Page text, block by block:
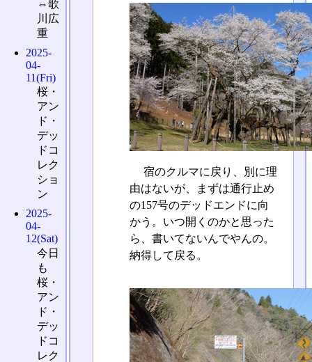
宿のクルマに戻り、別に理
由はないが、まずは通行止め
の157号のデッドエンドに向
かう。いつ開くのかと思った
ら、書いてないんでやんの。
納得して戻る。
⇔歌
川広
重
2025-
04-
11(Fri)
桜・
アン
ド・
デッ
ドコ
レク
ショ
ン
2025-
04-
12(Sat)
今日
も
桜・
アン
ド・
デッ
ドコ
レク